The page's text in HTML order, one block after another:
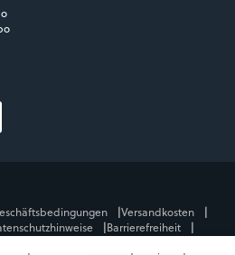
Versandkosten
Barrierefreiheit